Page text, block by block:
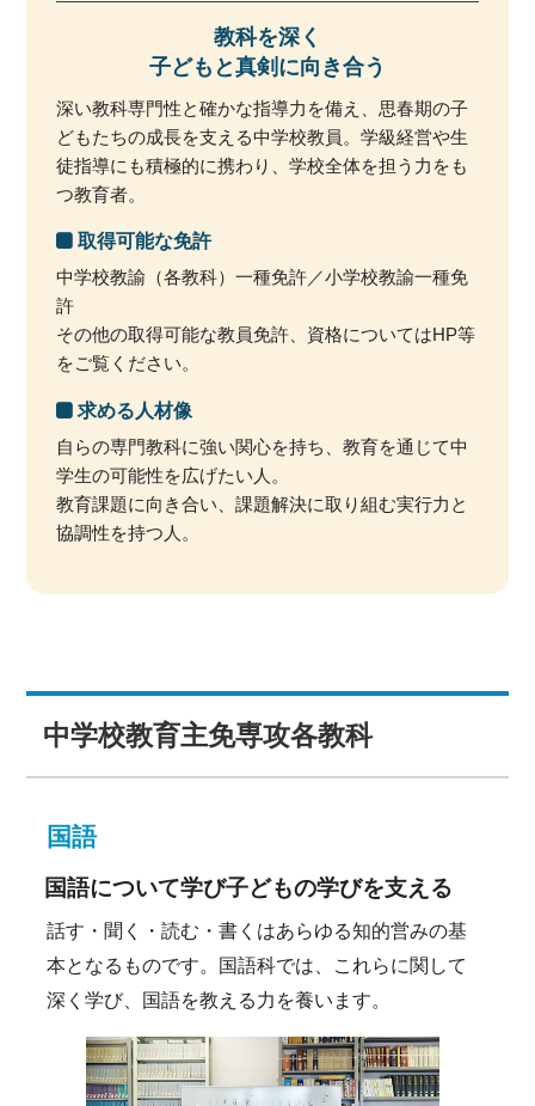
教科を深く
子どもと真剣に向き合う
深い教科専門性と確かな指導力を備え、思春期の子
どもたちの成長を支える中学校教員。学級経営や生
徒指導にも積極的に携わり、学校全体を担う力をも
つ教育者。
取得可能な免許
中学校教諭（各教科）一種免許／小学校教諭一種免
許
その他の取得可能な教員免許、資格についてはHP等
をご覧ください。
求める人材像
自らの専門教科に強い関心を持ち、教育を通じて中
学生の可能性を広げたい人。
教育課題に向き合い、課題解決に取り組む実行力と
協調性を持つ人。
中学校教育主免専攻各教科
国語
国語について学び子どもの学びを支える
話す・聞く・読む・書くはあらゆる知的営みの基
本となるものです。国語科では、これらに関して
深く学び、国語を教える力を養います。